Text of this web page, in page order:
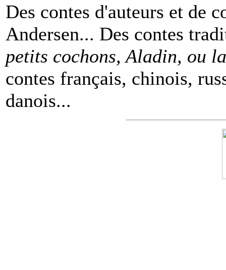
Des contes d'auteurs et de
Andersen... Des contes
petits cochons, Aladin, ou
contes français, chinois,
danois...